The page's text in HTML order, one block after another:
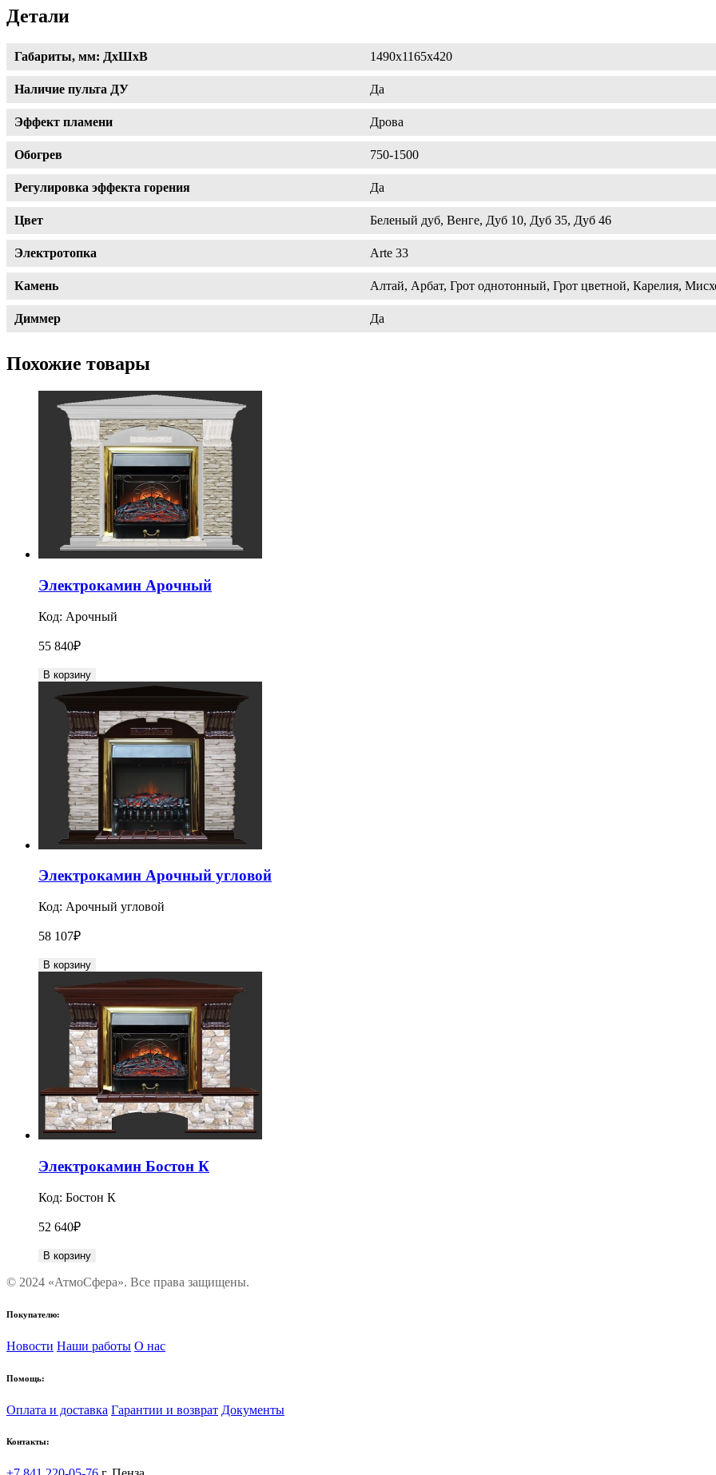
Детали
Габариты, мм: ДхШхВ 1490х1165х420
Наличие пульта ДУ Да
Эффект пламени Дрова
Обогрев 750-1500
Регулировка эффекта горения Да
Цвет Беленый дуб, Венге, Дуб 10, Дуб 35, Дуб 46
Электротопка Arte 33
Камень Алтай, Арбат, Грот однотонный, Грот цветной, Карелия,
Диммер Да
Похожие товары
Электрокамин Арочный
Код: Арочный
55 840₽
В корзину
Электрокамин Арочный угловой
Код: Арочный угловой
58 107₽
В корзину
Электрокамин Бостон К
Код: Бостон К
52 640₽
В корзину
© 2024 «АтмоСфера». Все права защищены.
Покупателю:
Новости Наши работы О нас
Помощь:
Оплата и доставка Гарантии и возврат Документы
Контакты: